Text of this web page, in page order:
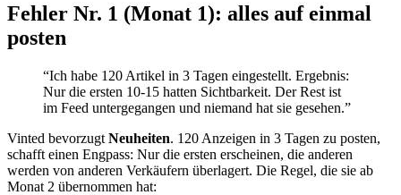
Fehler Nr. 1 (Monat 1): alles auf einmal
posten
“Ich habe 120 Artikel in 3 Tagen eingestellt. Ergebnis:
Nur die ersten 10-15 hatten Sichtbarkeit. Der Rest ist
im Feed untergegangen und niemand hat sie gesehen.”
Vinted bevorzugt Neuheiten. 120 Anzeigen in 3 Tagen zu posten,
schafft einen Engpass: Nur die ersten erscheinen, die anderen
werden von anderen Verkäufern überlagert. Die Regel, die sie ab
Monat 2 übernommen hat: